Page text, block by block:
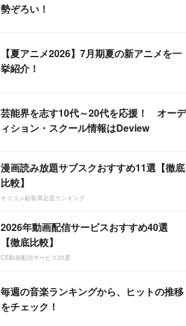
勢ぞろい！
【夏アニメ2026】7月期夏の新アニメを一
挙紹介！
芸能界を志す10代～20代を応援！ オーデ
ィション・スクール情報はDeview
漫画読み放題サブスクおすすめ11選【徹底
比較】
オリコン顧客満足度ランキング
2026年動画配信サービスおすすめ40選
【徹底比較】
CS動画配信サービス20選
毎週の音楽ランキングから、ヒットの推移
をチェック！